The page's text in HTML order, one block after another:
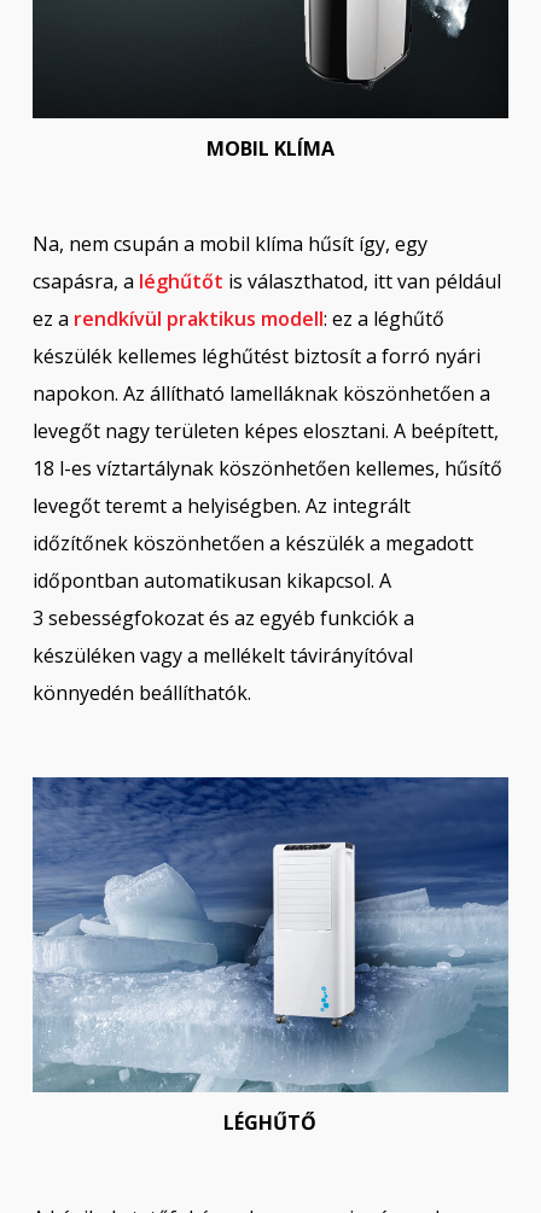
MOBIL KLÍMA
Na, nem csupán a mobil klíma hűsít így, egy
csapásra, a léghűtőt is választhatod, itt van például
ez a rendkívül praktikus modell: ez a léghűtő
készülék kellemes léghűtést biztosít a forró nyári
napokon. Az állítható lamelláknak köszönhetően a
levegőt nagy területen képes elosztani. A beépített,
18 l-es víztartálynak köszönhetően kellemes, hűsítő
levegőt teremt a helyiségben. Az integrált
időzítőnek köszönhetően a készülék a megadott
időpontban automatikusan kikapcsol. A
3 sebességfokozat és az egyéb funkciók a
készüléken vagy a mellékelt távirányítóval
könnyedén beállíthatók.
LÉGHŰTŐ